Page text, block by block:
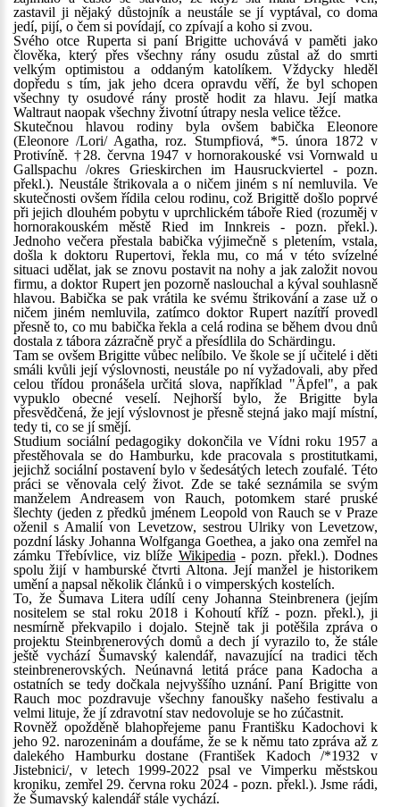
zastavil ji nějaký důstojník a neustále se jí vyptával, co doma
jedí, pijí, o čem si povídají, co zpívají a koho si zvou.
Svého otce Ruperta si paní Brigitte uchovává v paměti jako
člověka, který přes všechny rány osudu zůstal až do smrti
velkým optimistou a oddaným katolíkem. Vždycky hleděl
dopředu s tím, jak jeho dcera opravdu věří, že byl schopen
všechny ty osudové rány prostě hodit za hlavu. Její matka
Waltraut naopak všechny životní útrapy nesla velice těžce.
Skutečnou hlavou rodiny byla ovšem babička Eleonore
(Eleonore /Lori/ Agatha, roz. Stumpfiová, *5. února 1872 v
Protivíně. †28. června 1947 v hornorakouské vsi Vornwald u
Gallspachu /okres Grieskirchen im Hausruckviertel - pozn.
překl.). Neustále štrikovala a o ničem jiném s ní nemluvila. Ve
skutečnosti ovšem řídila celou rodinu, což Brigittě došlo poprvé
při jejich dlouhém pobytu v uprchlickém táboře Ried (rozuměj v
hornorakouském městě Ried im Innkreis - pozn. překl.).
Jednoho večera přestala babička výjimečně s pletením, vstala,
došla k doktoru Rupertovi, řekla mu, co má v této svízelné
situaci udělat, jak se znovu postavit na nohy a jak založit novou
firmu, a doktor Rupert jen pozorně naslouchal a kýval souhlasně
hlavou. Babička se pak vrátila ke svému štrikování a zase už o
ničem jiném nemluvila, zatímco doktor Rupert nazítří provedl
přesně to, co mu babička řekla a celá rodina se během dvou dnů
dostala z tábora zázračně pryč a přesídlila do Schärdingu.
Tam se ovšem Brigitte vůbec nelíbilo. Ve škole se jí učitelé i děti
smáli kvůli její výslovnosti, neustále po ní vyžadovali, aby před
celou třídou pronášela určitá slova, například "Äpfel", a pak
vypuklo obecné veselí. Nejhorší bylo, že Brigitte byla
přesvědčená, že její výslovnost je přesně stejná jako mají místní,
tedy ti, co se jí smějí.
Studium sociální pedagogiky dokončila ve Vídni roku 1957 a
přestěhovala se do Hamburku, kde pracovala s prostitutkami,
jejichž sociální postavení bylo v šedesátých letech zoufalé. Této
práci se věnovala celý život. Zde se také seznámila se svým
manželem Andreasem von Rauch, potomkem staré pruské
šlechty (jeden z předků jménem Leopold von Rauch se v Praze
oženil s Amalií von Levetzow, sestrou Ulriky von Levetzow,
pozdní lásky Johanna Wolfganga Goethea, a jako ona zemřel na
zámku Třebívlice, viz blíže Wikipedia - pozn. překl.). Dodnes
spolu žijí v hamburské čtvrti Altona. Její manžel je historikem
umění a napsal několik článků i o vimperských kostelích.
To, že Šumava Litera udílí ceny Johanna Steinbrenera (jejím
nositelem se stal roku 2018 i Kohoutí kříž - pozn. překl.), ji
nesmírně překvapilo i dojalo. Stejně tak ji potěšila zpráva o
projektu Steinbrenerových domů a dech jí vyrazilo to, že stále
ještě vychází Šumavský kalendář, navazující na tradici těch
steinbrenerovských. Neúnavná letitá práce pana Kadocha a
ostatních se tedy dočkala nejvyššího uznání. Paní Brigitte von
Rauch moc pozdravuje všechny fanoušky našeho festivalu a
velmi lituje, že jí zdravotní stav nedovoluje se ho zúčastnit.
Rovněž opožděně blahopřejeme panu Františku Kadochovi k
jeho 92. narozeninám a doufáme, že se k němu tato zpráva až z
dalekého Hamburku dostane (František Kadoch /*1932 v
Jistebnici/, v letech 1999-2022 psal ve Vimperku městskou
kroniku, zemřel 29. června roku 2024 - pozn. překl.). Jsme rádi,
že Šumavský kalendář stále vychází.